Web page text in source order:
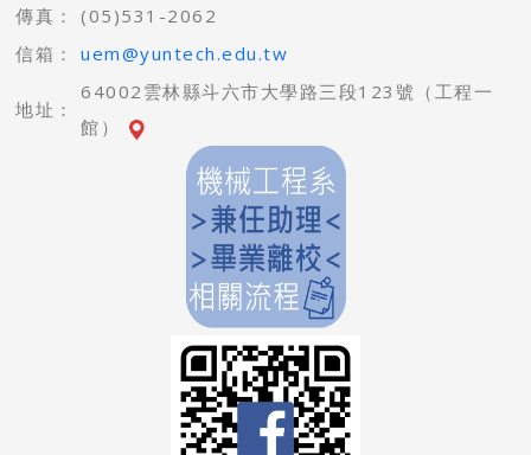
傳真：
(05)531-2062
信箱：
uem@yuntech.edu.tw
地址：
64002雲林縣斗六市大學路三段123號（工程一
館）